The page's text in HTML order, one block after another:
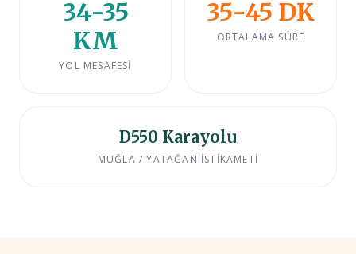
34-35
KM
YOL MESAFESI
35-45 DK
ORTALAMA SÜRE
D550 Karayolu
MUĞLA / YATAĞAN İSTIKAMETI